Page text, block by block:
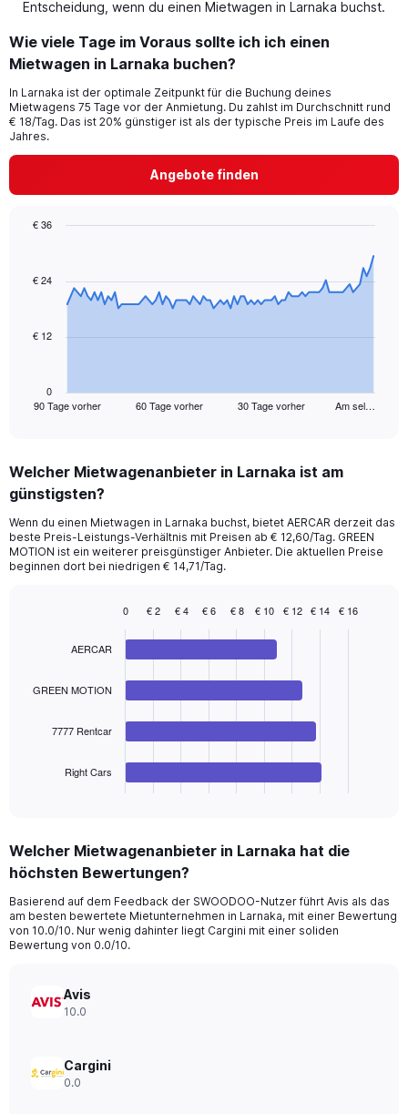
Entscheidung, wenn du einen Mietwagen in Larnaka buchst.
Wie viele Tage im Voraus sollte ich ich einen
Mietwagen in Larnaka buchen?
In Larnaka ist der optimale Zeitpunkt für die Buchung deines
Mietwagens 75 Tage vor der Anmietung. Du zahlst im Durchschnitt rund
€ 18/Tag. Das ist 20% günstiger ist als der typische Preis im Laufe des
Jahres.
Angebote finden
data
points.
The
Range:
91
The
chart
has
90 Tage vorher 60 Tage vorher 30 Tage vorher Am sel…
0
€ 12
€ 24
€ 36
End
Welcher Mietwagenanbieter in Larnaka ist am
günstigsten?
Wenn du einen Mietwagen in Larnaka buchst, bietet AERCAR derzeit das
beste Preis-Leistungs-Verhältnis mit Preisen ab € 12,60/Tag. GREEN
MOTION ist ein weiterer preisgünstiger Anbieter. Die aktuellen Preise
beginnen dort bei niedrigen € 14,71/Tag.
chart
Range:
4
The
chart
has
axis
displaying
to
AERCAR
GREEN MOTION
7777 Rentcar
Right Cars
0 € 2 € 4 € 6 € 8 € 10 € 12 € 14 € 16
Welcher Mietwagenanbieter in Larnaka hat die
höchsten Bewertungen?
Basierend auf dem Feedback der SWOODOO-Nutzer führt Avis als das
am besten bewertete Mietunternehmen in Larnaka, mit einer Bewertung
von 10.0/10. Nur wenig dahinter liegt Cargini mit einer soliden
Bewertung von 0.0/10.
Avis
10.0
Cargini
0.0